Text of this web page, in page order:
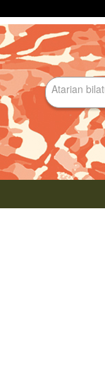
Bilatu atarian
Bilaketa
aurreratua…